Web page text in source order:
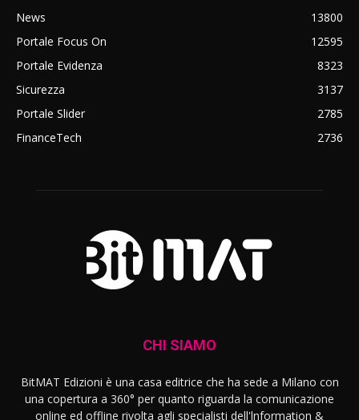
News
13800
Portale Focus On
12595
Portale Evidenza
8323
Sicurezza
3137
Portale Slider
2785
FinanceTech
2736
CHI SIAMO
BitMAT Edizioni è una casa editrice che ha sede a Milano con
una copertura a 360° per quanto riguarda la comunicazione
online ed offline rivolta agli specialisti dell'lnformation &